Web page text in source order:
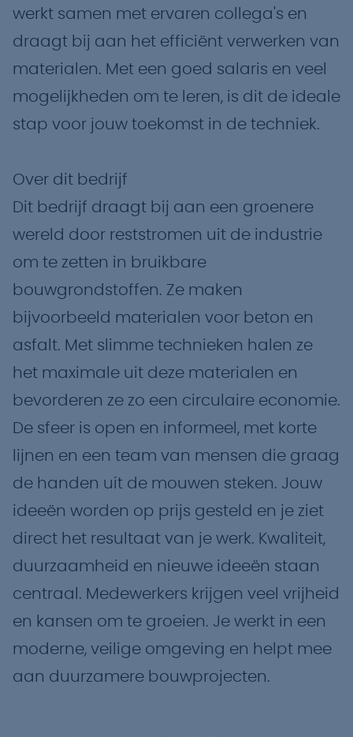
werkt samen met ervaren collega's en
draagt bij aan het efficiënt verwerken van
materialen. Met een goed salaris en veel
mogelijkheden om te leren, is dit de ideale
stap voor jouw toekomst in de techniek.
Over dit bedrijf
Dit bedrijf draagt bij aan een groenere
wereld door reststromen uit de industrie
om te zetten in bruikbare
bouwgrondstoffen. Ze maken
bijvoorbeeld materialen voor beton en
asfalt. Met slimme technieken halen ze
het maximale uit deze materialen en
bevorderen ze zo een circulaire economie.
De sfeer is open en informeel, met korte
lijnen en een team van mensen die graag
de handen uit de mouwen steken. Jouw
ideeën worden op prijs gesteld en je ziet
direct het resultaat van je werk. Kwaliteit,
duurzaamheid en nieuwe ideeën staan
centraal. Medewerkers krijgen veel vrijheid
en kansen om te groeien. Je werkt in een
moderne, veilige omgeving en helpt mee
aan duurzamere bouwprojecten.